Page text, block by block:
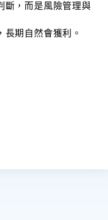
斷，而是風險管理與
長期自然會獲利。